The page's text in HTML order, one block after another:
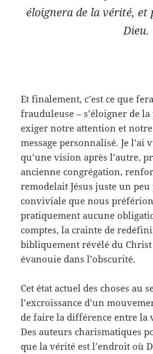
éloignera de la vérité, et
Dieu.
Et finalement, c’est ce que
frauduleuse – s’éloigner de
exiger notre attention et
message personnalisé. Je l’ai
qu’une vision après l’autre,
ancienne congrégation,
remodelait Jésus juste un peu
conviviale que nous
pratiquement aucune
comptes, la crainte de
bibliquement révélé du Christ
évanouie dans l’obscurité.
Cet état actuel des choses au
l’excroissance d’un
de faire la différence entre la
Des auteurs charismatiques
que la vérité est l’endroit où